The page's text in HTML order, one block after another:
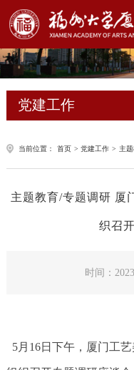
党建工作
当前位置： 首页 > 党建工作 > 主
主题教育/专题调研 厦
织召
时间：
5月16日下午，厦门工